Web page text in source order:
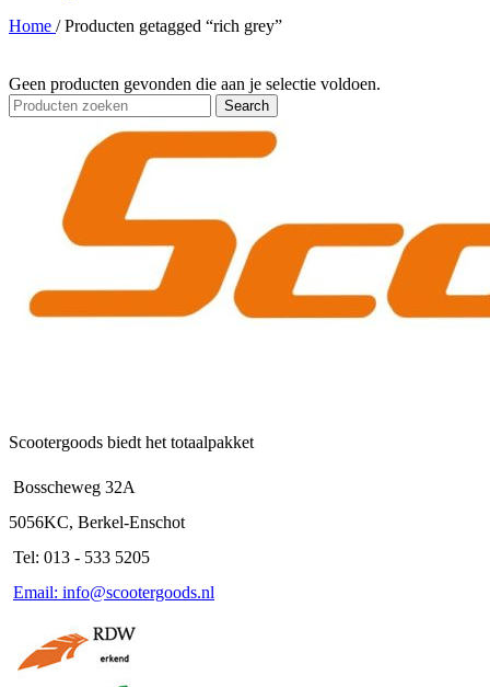
Home / Producten getagged “rich grey”
Geen producten gevonden die aan je selectie voldoen.
Search
Scootergoods biedt het totaalpakket
Bosscheweg 32A
5056KC, Berkel-Enschot
Tel: 013 - 533 5205
Email: info@scootergoods.nl